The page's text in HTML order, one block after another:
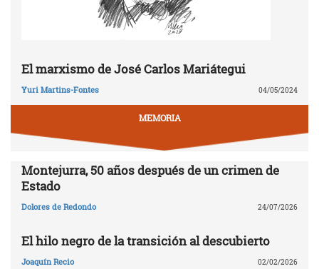
El marxismo de José Carlos Mariátegui
Yuri Martins-Fontes 04/05/2024
MEMORIA
Montejurra, 50 años después de un crimen de
Estado
Dolores de Redondo 24/07/2026
El hilo negro de la transición al descubierto
Joaquín Recio 02/02/2026